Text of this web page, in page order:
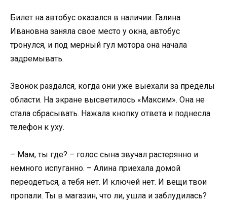
Билет на автобус оказался в наличии. Галина
Ивановна заняла свое место у окна, автобус
тронулся, и под мерный гул мотора она начала
задремывать.
Звонок раздался, когда они уже выехали за пределы
области. На экране высветилось «Максим». Она не
стала сбрасывать. Нажала кнопку ответа и поднесла
телефон к уху.
– Мам, ты где? – голос сына звучал растерянно и
немного испуганно. – Алина приехала домой
переодеться, а тебя нет. И ключей нет. И вещи твои
пропали. Ты в магазин, что ли, ушла и заблудилась?